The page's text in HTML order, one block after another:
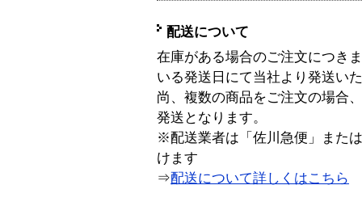
配送について
在庫がある場合のご注文につき
いる発送日にて当社より発送い
尚、複数の商品をご注文の場合
発送となります。
※配送業者は「佐川急便」また
けます
⇒配送について詳しくはこちら